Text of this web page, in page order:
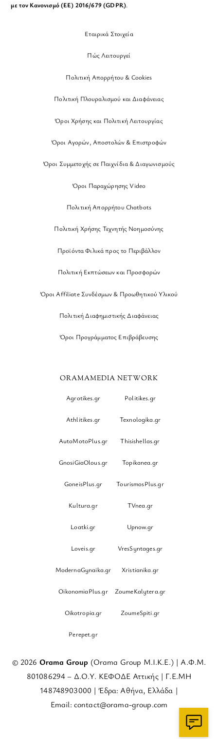
με τον Κανονισμό (ΕΕ) 2016/679 (GDPR).
Εταιρικά Στοιχεία
Πώς Λειτουργεί
Πολιτική Απορρήτου & Cookies
Πολιτική Πλουραλισμού και Διαφάνειας
Όροι Χρήσης και Πολιτική Λειτουργίας
Όροι Αγορών, Αποστολών & Επιστροφών
Όροι Συμμετοχής σε Παιχνίδια & Διαγωνισμούς
Όροι Παραχώρησης Video
Πολιτική Απορρήτου Chatbots
Πολιτική Χρήσης Τεχνητής Νοημοσύνης
Προϊόντα Φιλικά προς το Περιβάλλον
Πολιτική Εκπτώσεων και Προσφορών
Όροι Affiliate Συνδέσμων & Προωθητικού Υλικού
Πολιτική Διαφημιστικής Διαφάνειας
Όροι Προγράμματος Επιβράβευσης
ORAMAMEDIA NETWORK
Agrotikes.gr Politikes.gr
Athlitikes.gr Texnologika.gr
AutoMotoPlus.gr Thisishellas.gr
GnosiGiaOlous.gr Topikanea.gr
GoneisPlus.gr TourismosPlus.gr
Kultura.gr TVnea.gr
Loatki.gr Upnow.gr
Loveis.gr VresSyntages.gr
ModernaGynaika.gr Xristianika.gr
OikonomiaPlus.gr ZoumeKalytera.gr
Oikotropia.gr ZoumeSpiti.gr
Perepet.gr
© 2026 Orama Group (Orama Group Μ.Ι.Κ.Ε.) | Α.Φ.Μ.
801086294 – Δ.Ο.Υ. ΚΕΦΟΔΕ Αττικής | Γ.Ε.ΜΗ
148748903000 | Έδρα: Αθήνα, Ελλάδα |
Email: contact@orama-group.com